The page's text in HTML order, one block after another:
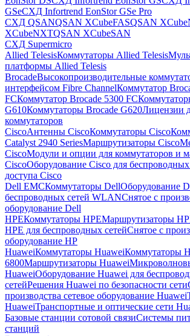
GSeСХД Infortrend EonStor GSe Pro
СХД QSANQSAN XCubeFASQSAN
XCubeNXTQSAN XCubeSAN
СХД Supermicro
Allied TelesisКоммутаторы Allied Telesis
платформы Allied Telesis
BrocadeВысокопроизводительные
интерфейсом Fibre ChannelКоммутатор
FCКоммутатор Brocade 5300 FC
G610Коммутаторы Brocade G620Лицензии
коммутаторов
CiscoАнтенны CiscoКоммутаторы Cisco
Catalyst 2940 SeriesМаршрутизаторы Cisco
CiscoМодули и опции для коммутаторов и
CiscoОборудование Cisco для беспроводных
доступа Cisco
Dell EMCКоммутаторы DellОборудование
беспроводных сетей WLANСнятое с
оборудование Dell
HPEКоммутаторы HPEМаршрутизаторы
HPE для беспроводных сетейСнятое с
оборудование HP
HuaweiКоммутаторы HuaweiКоммутаторы
6800Маршрутизаторы Huawei
HuaweiОборудование Huawei для
сетейРешения Huawei по безопасности сети
производства сетевое оборудование Huawei
HuaweiТранспортные и оптические сети
Базовые станции сотовой связиСистемы
станций